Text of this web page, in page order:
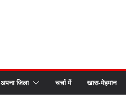
अपना जिला चर्चा में खास-मेहमान